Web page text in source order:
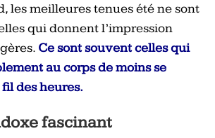
les meilleures tenues été ne sont
qui donnent l’impression
Ce sont souvent celles qui
au corps de moins se
des heures.
fascinant